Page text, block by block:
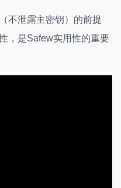
不泄露主密钥）的前提
，是Safew实用性的重要